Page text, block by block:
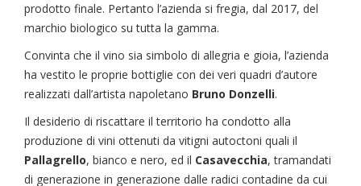
prodotto finale. Pertanto l’azienda si fregia, dal 2017, del
marchio biologico su tutta la gamma.
Convinta che il vino sia simbolo di allegria e gioia, l’azienda
ha vestito le proprie bottiglie con dei veri quadri d’autore
realizzati dall’artista napoletano Bruno Donzelli.
Il desiderio di riscattare il territorio ha condotto alla
produzione di vini ottenuti da vitigni autoctoni quali il
Pallagrello, bianco e nero, ed il Casavecchia, tramandati
di generazione in generazione dalle radici contadine da cui